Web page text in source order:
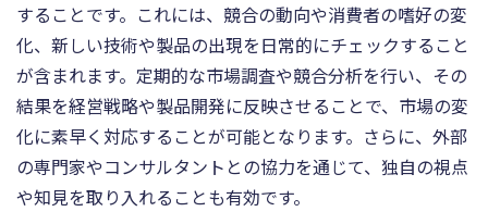
することです。これには、競合の動向や消費者の嗜好の変
化、新しい技術や製品の出現を日常的にチェックすること
が含まれます。定期的な市場調査や競合分析を行い、その
結果を経営戦略や製品開発に反映させることで、市場の変
化に素早く対応することが可能となります。さらに、外部
の専門家やコンサルタントとの協力を通じて、独自の視点
や知見を取り入れることも有効です。